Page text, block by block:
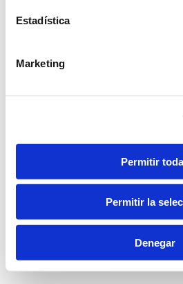
Estadística
Marketing
Permitir
Permitir la
Denegar